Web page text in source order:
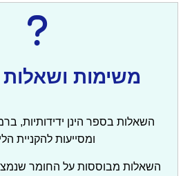
משימות
השאלות בספר הינן ידידותיות,
ומסייעות להקניית
השאלות מבוססות על החומר